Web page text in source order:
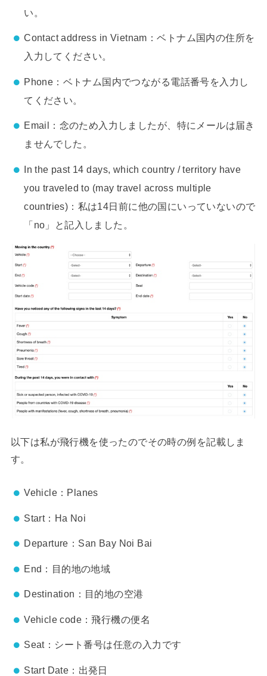
い。
Contact address in Vietnam：ベトナム国内の住所を
入力してください。
Phone：ベトナム国内でつながる電話番号を入力し
てください。
Email：念のため入力しましたが、特にメールは届き
ませんでした。
In the past 14 days, which country / territory have
you traveled to (may travel across multiple
countries)：私は14日前に他の国にいっていないので
「no」と記入しました。
以下は私が飛行機を使ったのでその時の例を記載しま
す。
Vehicle：Planes
Start：Ha Noi
Departure：San Bay Noi Bai
End：目的地の地域
Destination：目的地の空港
Vehicle code：飛行機の便名
Seat：シート番号は任意の入力です
Start Date：出発日